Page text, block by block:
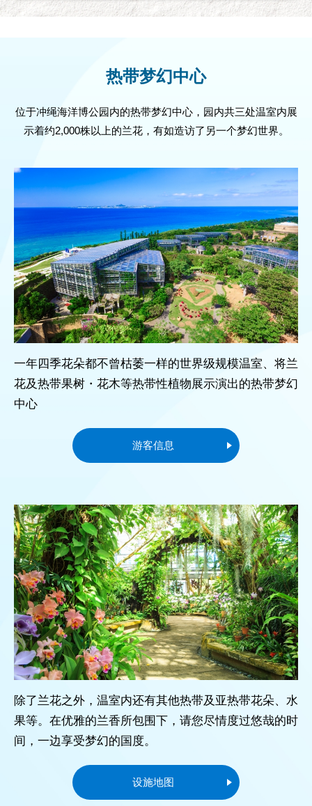
热带梦幻中心
位于冲绳海洋博公园内的热带梦幻中心，园内共三处温室内展
示着约2,000株以上的兰花，有如造访了另一个梦幻世界。
一年四季花朵都不曾枯萎一样的世界级规模温室、将兰
花及热带果树・花木等热带性植物展示演出的热带梦幻
中心
游客信息
除了兰花之外，温室内还有其他热带及亚热带花朵、水
果等。在优雅的兰香所包围下，请您尽情度过悠哉的时
间，一边享受梦幻的国度。
设施地图